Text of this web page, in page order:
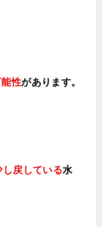
性があります。
戻している水